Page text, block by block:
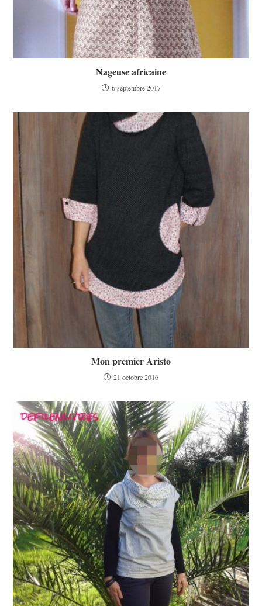
Nageuse africaine
6 septembre 2017
Mon premier Aristo
21 octobre 2016